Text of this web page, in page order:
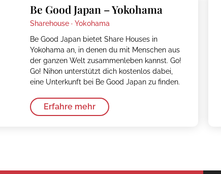
Be Good Japan – Yokohama
Sharehouse · Yokohama
Be Good Japan bietet Share Houses in
Yokohama an, in denen du mit Menschen aus
der ganzen Welt zusammenleben kannst. Go!
Go! Nihon unterstützt dich kostenlos dabei,
eine Unterkunft bei Be Good Japan zu finden.
Erfahre mehr